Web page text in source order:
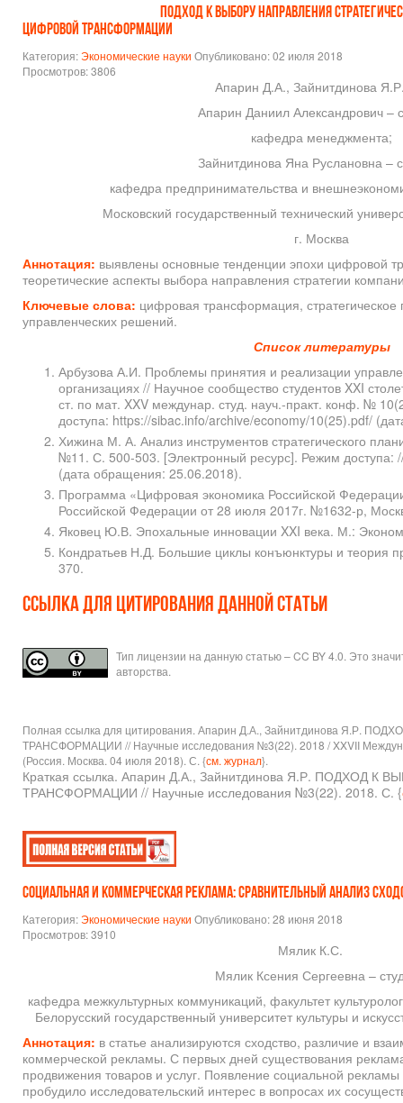
ПОДХОД К ВЫБОРУ НАПРАВЛЕНИЯ
ЦИФРОВОЙ ТРАНСФОРМАЦИИ
Категория:Экономические науки Опубликовано: 02 июля 2018
Просмотров: 3806
Апарин Д.А., Зайнитдинова
Апарин Даниил Александрович –
кафедра менеджмента;
Зайнитдинова Яна Руслановна –
кафедра предпринимательства и
Московский государственный технический
г. Москва
Аннотация: выявлены основные тенденции эпохи цифровой
теоретические аспекты выбора направления стратегии
Ключевые слова: цифровая трансформация,
управленческих решений.
Список литературы
Арбузова А.И. Проблемы принятия и реализации
организациях // Научное сообщество студентов XXI
ст. по мат. XXV междунар. студ. науч.-практ. конф. №
доступа: https://sibac.info/archive/economy/10(25).pdf/
Хижина М. А. Анализ инструментов стратегического
№11. С. 500-503. [Электронный ресурс]. Режим доступа:
(дата обращения: 25.06.2018).
Программа «Цифровая экономика Российской
Российской Федерации от 28 июля 2017г. №1632-р,
Яковец Ю.В. Эпохальные инновации XXI века. М.:
Кондратьев Н.Д. Большие циклы конъюнктуры и теория
370.
Ссылка для цитирования данной статьи
Тип лицензии на данную статью – CC BY 4.0. Это
авторства.
Полная ссылка для цитирования. Апарин Д.А., Зайнитдинова
ТРАНСФОРМАЦИИ // Научные исследования №3(22). 2018 / XXVII
(Россия. Москва. 04 июля 2018). С. {см. журнал}.
Краткая ссылка. Апарин Д.А., Зайнитдинова Я.Р.
ТРАНСФОРМАЦИИ // Научные исследования №3(22). 2018. С. {
СОЦИАЛЬНАЯ И КОММЕРЧЕСКАЯ РЕКЛАМА: СРАВНИТЕЛЬНЫЙ АНАЛИЗ
Категория:Экономические науки Опубликовано: 28 июня 2018
Просмотров: 3910
Мялик К.С.
Мялик Ксения Сергеевна –
кафедра межкультурных коммуникаций, факультет
Белорусский государственный университет культуры и
Аннотация: в статье анализируются сходство, различие и
коммерческой рекламы. С первых дней существования
продвижения товаров и услуг. Появление социальной
пробудило исследовательский интерес в вопросах их